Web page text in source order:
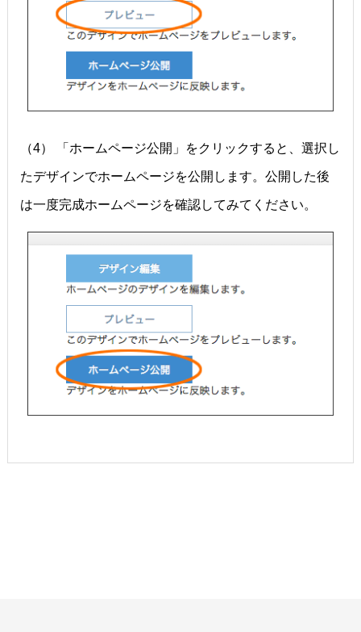
（4） 「ホームページ公開」をクリックすると、選択し
たデザインでホームページを公開します。公開した後
は一度完成ホームページを確認してみてください。